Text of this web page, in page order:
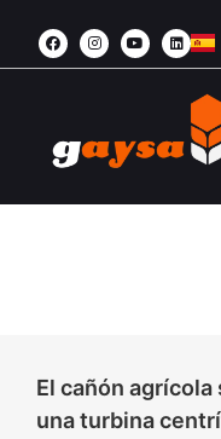
El cañón
una turbina